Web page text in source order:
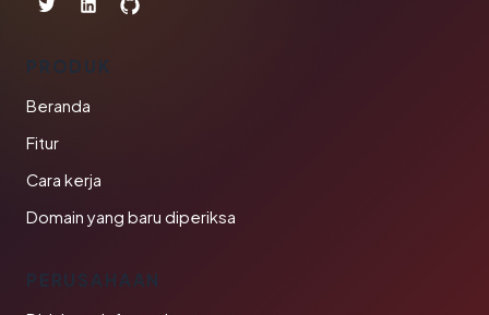
PRODUK
Beranda
Fitur
Cara kerja
Domain yang baru diperiksa
PERUSAHAAN